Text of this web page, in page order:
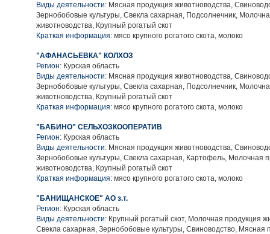
Виды деятельности: Мясная продукция животноводства,
Зернобобовые культуры, Свекла сахарная, Подсолнечник,
животноводства, Крупный рогатый скот
Краткая информация: мясо крупного рогатого скота, молоко
"АФАНАСЬЕВКА" КОЛХОЗ
Регион: Курская область
Виды деятельности: Мясная продукция животноводства,
Зернобобовые культуры, Свекла сахарная, Подсолнечник,
животноводства, Крупный рогатый скот
Краткая информация: мясо крупного рогатого скота, молоко
"БАБИНО" СЕЛЬХОЗКООПЕРАТИВ
Регион: Курская область
Виды деятельности: Мясная продукция животноводства,
Зернобобовые культуры, Свекла сахарная, Картофель, Молочная
животноводства, Крупный рогатый скот
Краткая информация: мясо крупного рогатого скота, молоко
"БАНИЩАНСКОЕ" АО з.т.
Регион: Курская область
Виды деятельности: Крупный рогатый скот, Молочная продукция
Свекла сахарная, Зернобобовые культуры, Свиноводство, Мясная